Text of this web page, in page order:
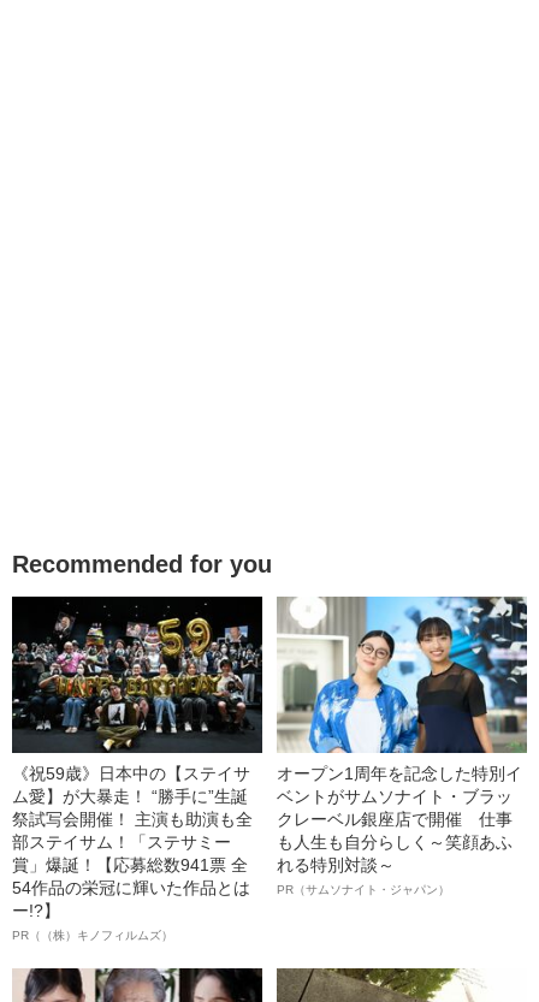
Recommended for you
《祝59歳》日本中の【ステイサ
ム愛】が大暴走！ “勝手に”生誕
祭試写会開催！ 主演も助演も全
部ステイサム！「ステサミー
賞」爆誕！【応募総数941票 全
54作品の栄冠に輝いた作品とは
ー!?】
PR（（株）キノフィルムズ）
オープン1周年を記念した特別イ
ベントがサムソナイト・ブラッ
クレーベル銀座店で開催 仕事
も人生も自分らしく～笑顔あふ
れる特別対談～
PR（サムソナイト・ジャパン）